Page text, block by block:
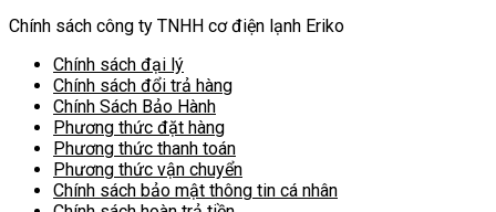
Chính sách công ty TNHH cơ điện lạnh Eriko
Chính sách đại lý
Chính sách đổi trả hàng
Chính Sách Bảo Hành
Phương thức đặt hàng
Phương thức thanh toán
Phương thức vận chuyển
Chính sách bảo mật thông tin cá nhân